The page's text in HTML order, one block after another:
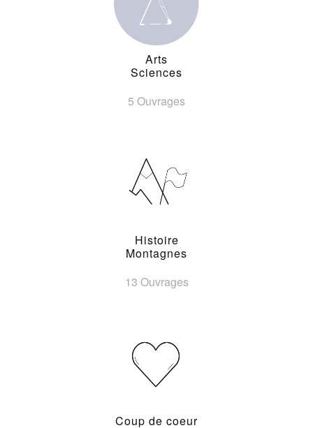
Arts
Sciences
5 Ouvrages
Histoire
Montagnes
13 Ouvrages
Coup de coeur